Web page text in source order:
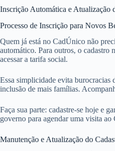
Inscrição Automática e Atualização
Processo de Inscrição para Novos
Quem já está no CadÚnico não
automático. Para outros, o cadastro
acessar a tarifa social.
Essa simplicidade evita burocracias
inclusão de mais famílias.
Faça sua parte: cadastre-se hoje e
governo para agendar uma visita
Manutenção e Atualização do